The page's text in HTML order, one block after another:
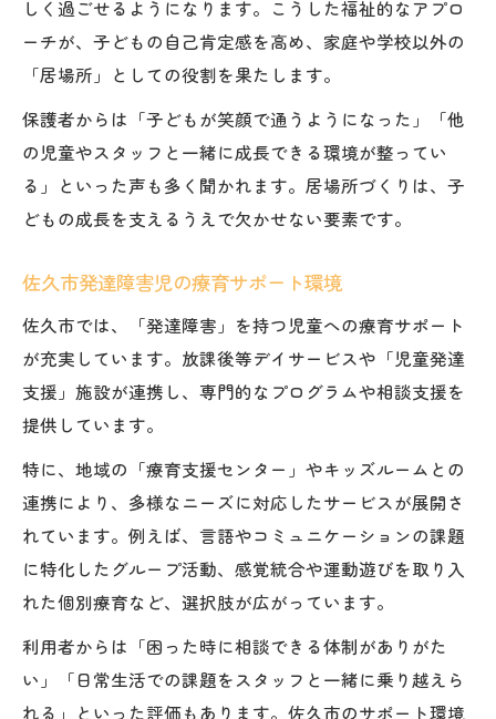
しく過ごせるようになります。こうした福祉的なアプロ
ーチが、子どもの自己肯定感を高め、家庭や学校以外の
「居場所」としての役割を果たします。
保護者からは「子どもが笑顔で通うようになった」「他
の児童やスタッフと一緒に成長できる環境が整ってい
る」といった声も多く聞かれます。居場所づくりは、子
どもの成長を支えるうえで欠かせない要素です。
佐久市発達障害児の療育サポート環境
佐久市では、「発達障害」を持つ児童への療育サポート
が充実しています。放課後等デイサービスや「児童発達
支援」施設が連携し、専門的なプログラムや相談支援を
提供しています。
特に、地域の「療育支援センター」やキッズルームとの
連携により、多様なニーズに対応したサービスが展開さ
れています。例えば、言語やコミュニケーションの課題
に特化したグループ活動、感覚統合や運動遊びを取り入
れた個別療育など、選択肢が広がっています。
利用者からは「困った時に相談できる体制がありがた
い」「日常生活での課題をスタッフと一緒に乗り越えら
れる」といった評価もあります。佐久市のサポート環境